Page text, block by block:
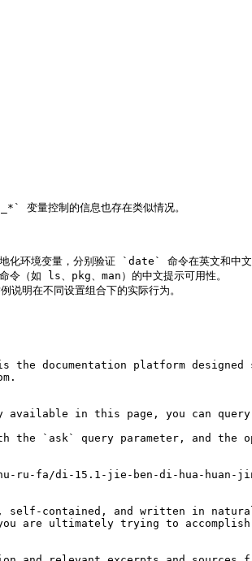
变量控制的信息也存在类似情况。
境变量，分别验证 `date` 命令在英文和中文
（如 ls、pkg、man）的中文提示可用性。
在不同设置组合下的实际行为。
documentation platform
in this page, you can query
the `ask` query parameter, and
ru-fa/di-15.1-jie-ben-di-hua-huan-
contained, and written in
are ultimately trying to